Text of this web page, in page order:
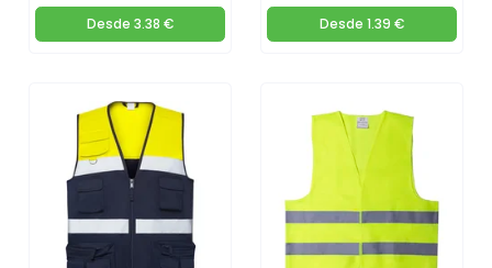
Desde 3.38 € Desde 1.39 €